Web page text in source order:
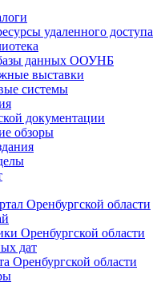
удаленного доступа
данных ООУНБ
выставки
системы
документации
обзоры
Оренбургской области
Оренбургской области
дат
Оренбургской области